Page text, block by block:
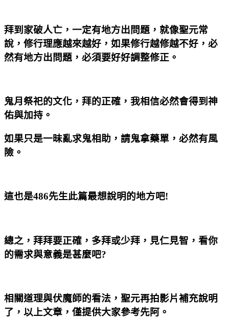
拜到家破人亡，一定有地方出問題，就像聖元常
說，修行理應越來越好，如果修行越修越不好，必
然有地方出問題，必須要好好調整修正。
鬼月祭祀的文化，拜的正確，我相信必然會得到神
佑與加持。
如果只是一昧亂求鬼相助，請鬼拿藥單，必然有風
險。
這也是486先生此篇最想說明的地方吧!
總之，拜拜要正確，多拜或少拜，見仁見智，看你
的需求與意義是甚麼吧?
相關道理與伏魔師的看法，聖元再拍影片補充說明
了，以上文章，僅提供大家參考先阿。